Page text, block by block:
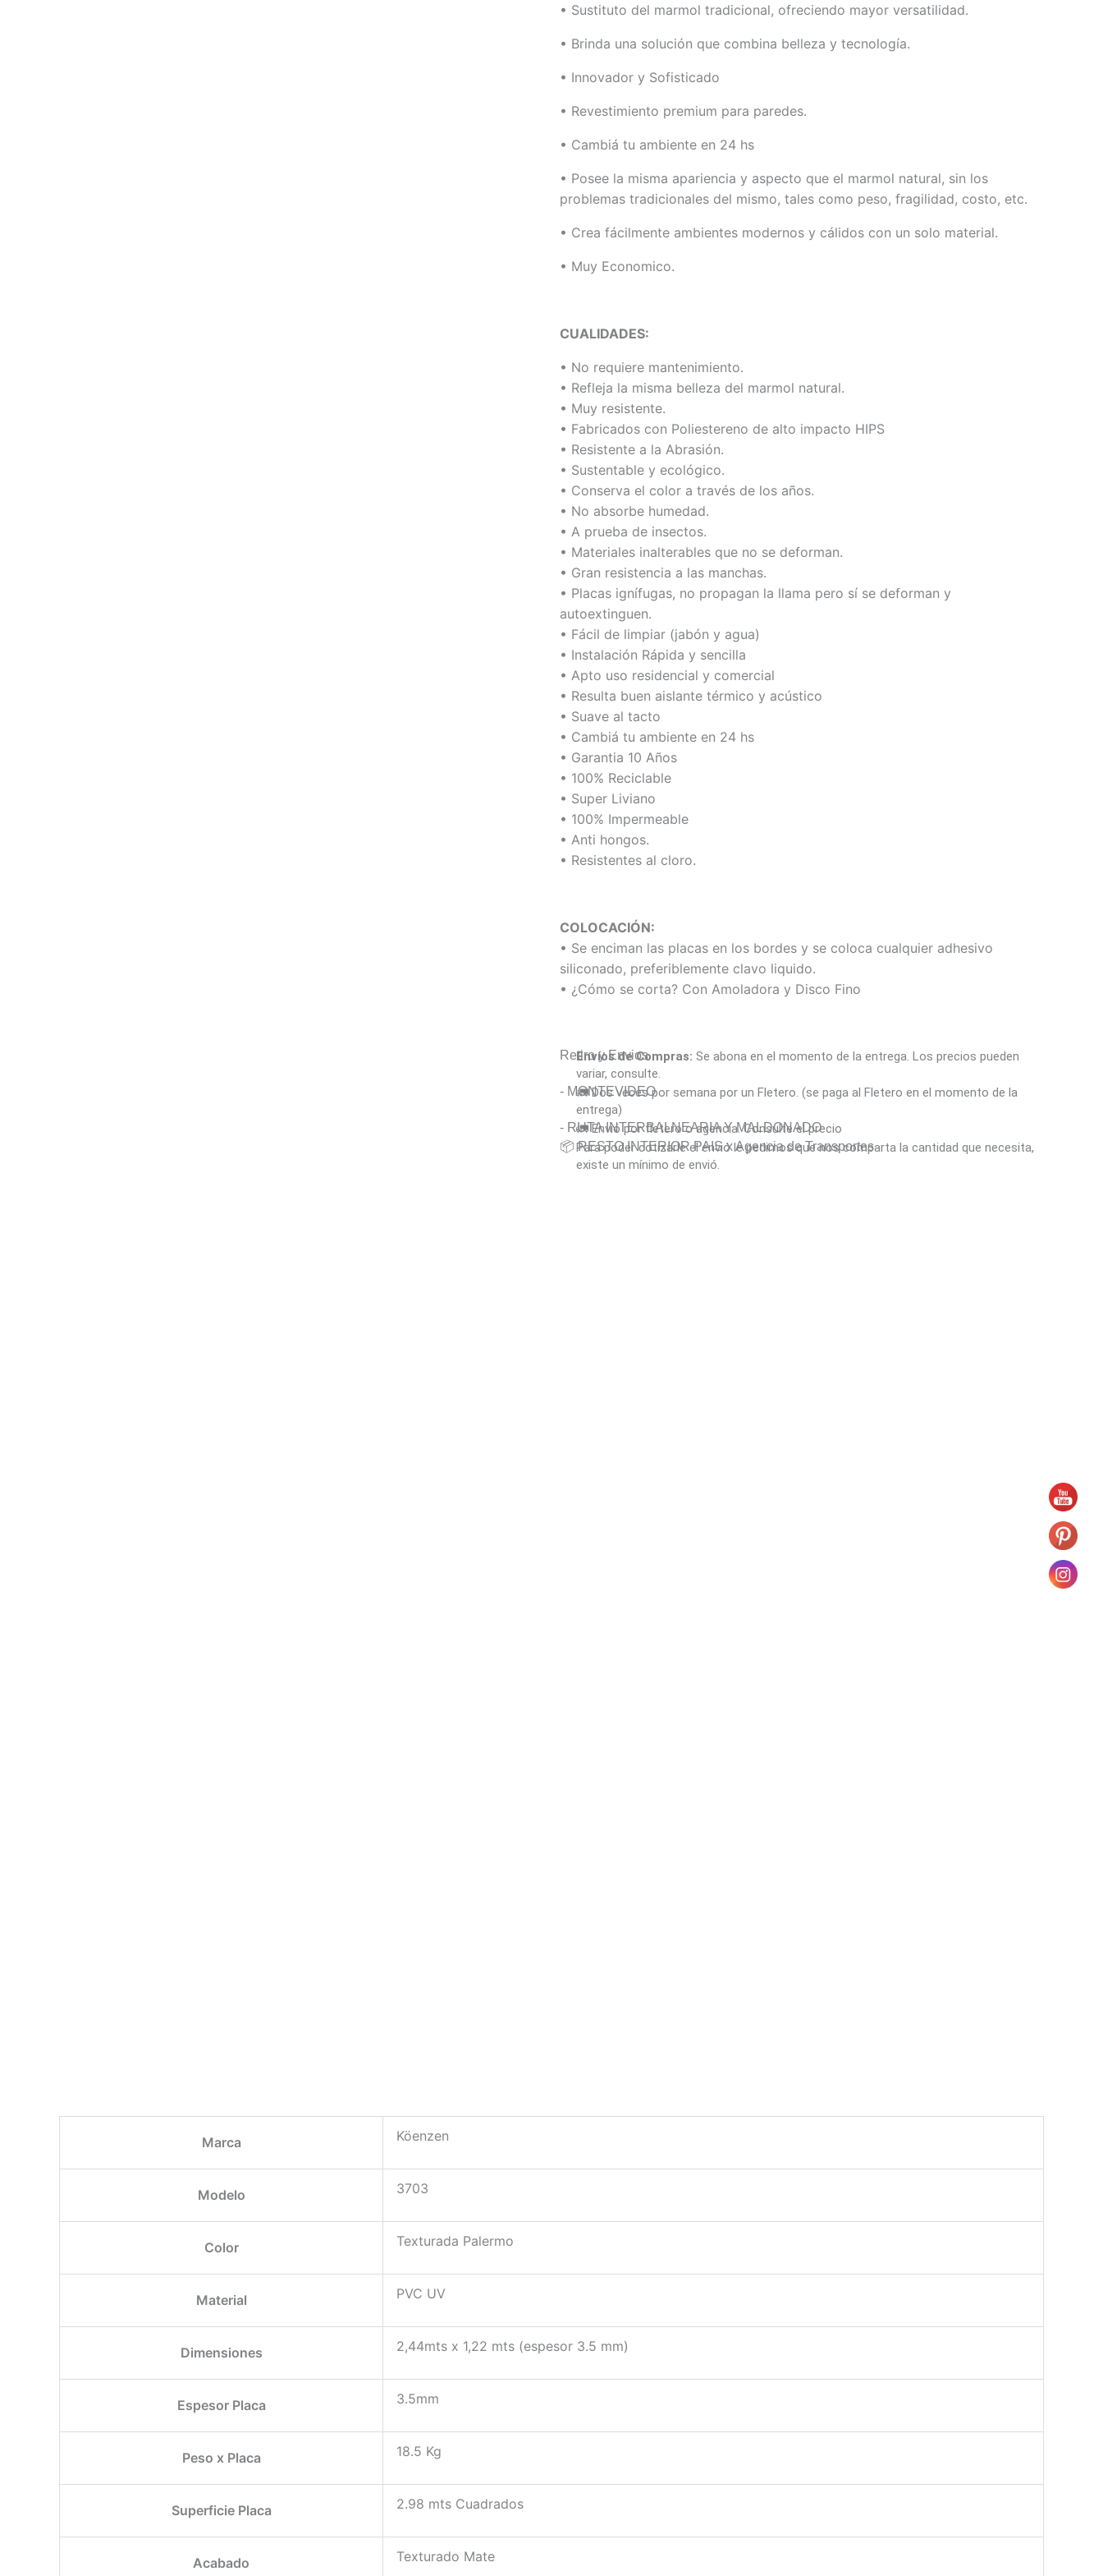
• Sustituto del marmol tradicional, ofreciendo mayor versatilidad.
• Brinda una solución que combina belleza y tecnología.
• Innovador y Sofisticado
• Revestimiento premium para paredes.
• Cambiá tu ambiente en 24 hs
• Posee la misma apariencia y aspecto que el marmol natural, sin los
problemas tradicionales del mismo, tales como peso, fragilidad, costo, etc.
• Crea fácilmente ambientes modernos y cálidos con un solo material.
• Muy Economico.
CUALIDADES:
• No requiere mantenimiento.
• Refleja la misma belleza del marmol natural.
• Muy resistente.
• Fabricados con Poliestereno de alto impacto HIPS
• Resistente a la Abrasión.
• Sustentable y ecológico.
• Conserva el color a través de los años.
• No absorbe humedad.
• A prueba de insectos.
• Materiales inalterables que no se deforman.
• Gran resistencia a las manchas.
• Placas ignífugas, no propagan la llama pero sí se deforman y
autoextinguen.
• Fácil de limpiar (jabón y agua)
• Instalación Rápida y sencilla
• Apto uso residencial y comercial
• Resulta buen aislante térmico y acústico
• Suave al tacto
• Cambiá tu ambiente en 24 hs
• Garantia 10 Años
• 100% Reciclable
• Super Liviano
• 100% Impermeable
• Anti hongos.
• Resistentes al cloro.
COLOCACIÓN:
• Se enciman las placas en los bordes y se coloca cualquier adhesivo
siliconado, preferiblemente clavo liquido.
• ¿Cómo se corta? Con Amoladora y Disco Fino
Retiro y Envios
Envíos de Compras: Se abona en el momento de la entrega. Los precios pueden
variar, consulte.
- MONTEVIDEO
🚛 Dos veces por semana por un Fletero. (se paga al Fletero en el momento de la
entrega)
- RUTA INTERBALNEARIA Y MALDONADO
🚛 Envió por fletero o agencia. Consulte el precio
📦 RESTO INTERIOR PAIS x Agencia de Transportes
Para poder cotizarle el envió le pedimos que nos comparta la cantidad que necesita,
existe un mínimo de envió.
Marca Köenzen
Modelo 3703
Color Texturada Palermo
Material PVC UV
Dimensiones 2,44mts x 1,22 mts (espesor 3.5 mm)
Espesor Placa 3.5mm
Peso x Placa 18.5 Kg
Superficie Placa 2.98 mts Cuadrados
Acabado Texturado Mate